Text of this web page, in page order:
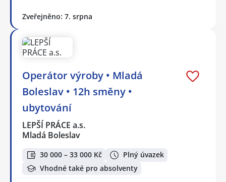
Zveřejněno: 7. srpna
Operátor výroby • Mladá
Boleslav • 12h směny •
ubytování
LEPŠÍ PRÁCE a.s.
Mladá Boleslav
30 000 – 33 000 Kč
Plný úvazek
Vhodné také pro absolventy